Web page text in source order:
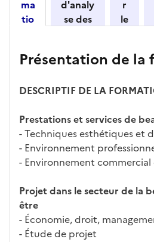
ma
tio
ses
act
tiq
ues
d'analy
se des
par
ssemen
r
le
o
ali
s
d
e
c
n
d
Présentation de la
DESCRIPTIF DE LA
Prestations et services de
- Techniques esthétiques et
- Environnement
- Environnement
Projet dans le secteur de la
être
- Économie, droit,
- Étude de projet